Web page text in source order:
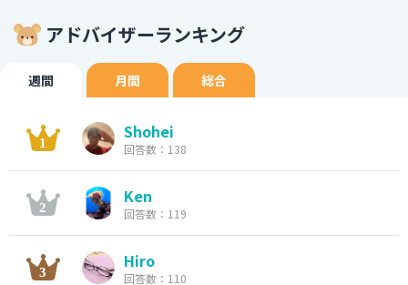
アドバイザーランキング
週間 月間 総合
Shohei
回答数：138
Ken
回答数：119
Hiro
回答数：110